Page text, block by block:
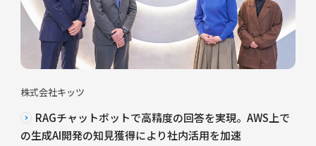
株式会社キッツ
RAGチャットボットで高精度の回答を実現。AWS上で
の生成AI開発の知見獲得により社内活用を加速